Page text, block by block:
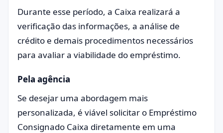
Durante esse período, a Caixa realizará a
verificação das informações, a análise de
crédito e demais procedimentos necessários
para avaliar a viabilidade do empréstimo.
Pela agência
Se desejar uma abordagem mais
personalizada, é viável solicitar o Empréstimo
Consignado Caixa diretamente em uma